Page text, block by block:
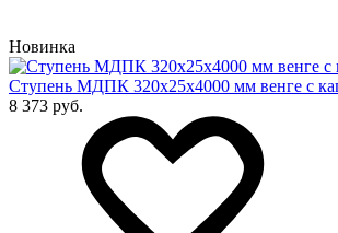
Новинка
Cтупень МДПК 320х25х4000 мм венге с
8 373 руб.